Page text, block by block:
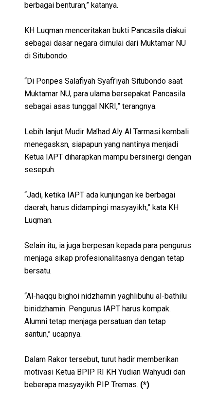
berbagai benturan,” katanya.
KH Luqman menceritakan bukti Pancasila diakui
sebagai dasar negara dimulai dari Muktamar NU
di Situbondo.
“Di Ponpes Salafiyah Syafi’iyah Situbondo saat
Muktamar NU, para ulama bersepakat Pancasila
sebagai asas tunggal NKRI,” terangnya.
Lebih lanjut Mudir Ma’had Aly Al Tarmasi kembali
menegasksn, siapapun yang nantinya menjadi
Ketua IAPT diharapkan mampu bersinergi dengan
sesepuh.
“Jadi, ketika IAPT ada kunjungan ke berbagai
daerah, harus didampingi masyayikh,” kata KH
Luqman.
Selain itu, ia juga berpesan kepada para pengurus
menjaga sikap profesionalitasnya dengan tetap
bersatu.
“Al-haqqu bighoi nidzhamin yaghlibuhu al-bathilu
binidzhamin. Pengurus IAPT harus kompak.
Alumni tetap menjaga persatuan dan tetap
santun,” ucapnya.
Dalam Rakor tersebut, turut hadir memberikan
motivasi Ketua BPIP RI KH Yudian Wahyudi dan
beberapa masyayikh PIP Tremas. (*)